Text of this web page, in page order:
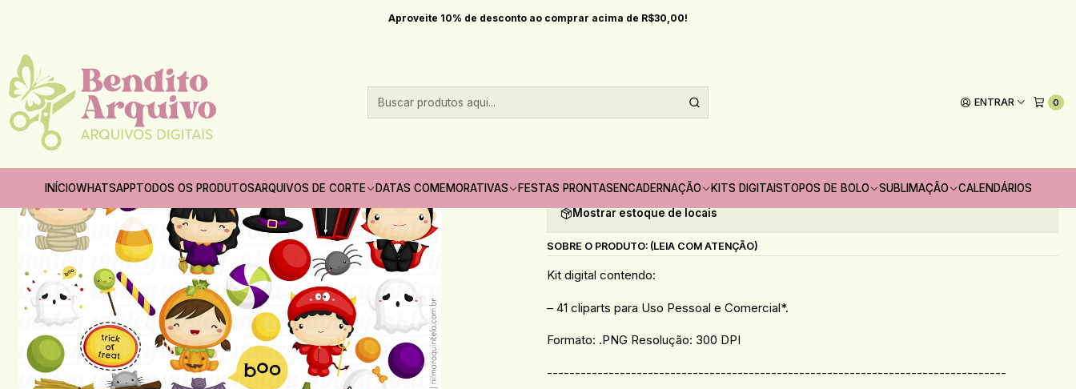
ENTRAR 0
INÍCIOWHATSAPPTODOS OS PRODUTOSARQUIVOS DE CORTE DATAS COMEMORATIVAS FESTAS PRONTASENCADERNAÇÃO KITS DIGITAISTOPOS DE BOLO SUBLIMAÇÃO CALENDÁRIOS
Aproveite 10% de desconto ao comprar acima de R$30,00!
Datas comemorativas Halloween Kit Digital Clipart Cute Halloween (Nilmara)
Kit Digital Clipart Cute Halloween (Nilmara)
Adicionar à lista de favoritos
Mostrar estoque de locais
SOBRE O PRODUTO: (LEIA COM ATENÇÃO)
Kit digital contendo:
– 41 cliparts para Uso Pessoal e Comercial*.
Formato: .PNG Resolução: 300 DPI
----------------------------------------------------------------------------------